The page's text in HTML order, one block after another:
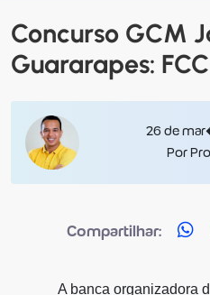
Concurso GCM
Guararapes:
26 de
Por
Compartilhar:
A banca organizadora